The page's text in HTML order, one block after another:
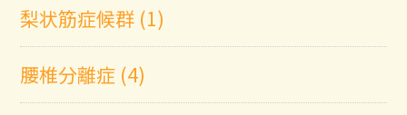
梨状筋症候群 (1)
腰椎分離症 (4)